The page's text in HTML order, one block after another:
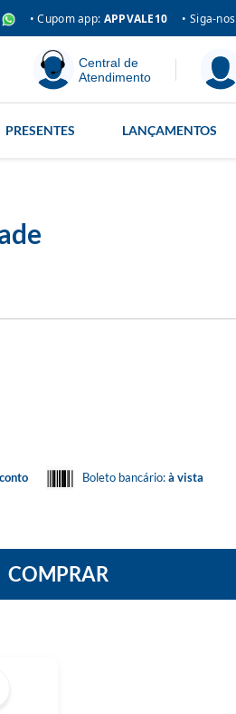
• Cupom app: APPVALE10 • Siga-nos
Central de
Atendimento
PRESENTES LANÇAMENTOS
Boleto bancário:à vista
COMPRAR